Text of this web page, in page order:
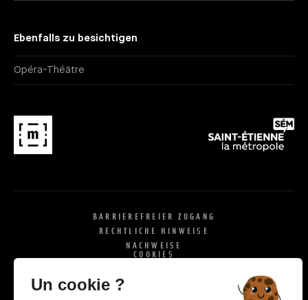
Ebenfalls zu besichtigen
Opéra-Théâtre
BARRIEREFREIER ZUGANG
RECHTLICHE HINWEISE
NACHWEISE
COOKIES
Un cookie ?